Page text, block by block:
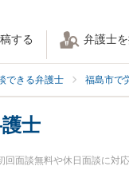
する 弁護士
できる弁護士 福島市で
士
面談無料や休日面談に